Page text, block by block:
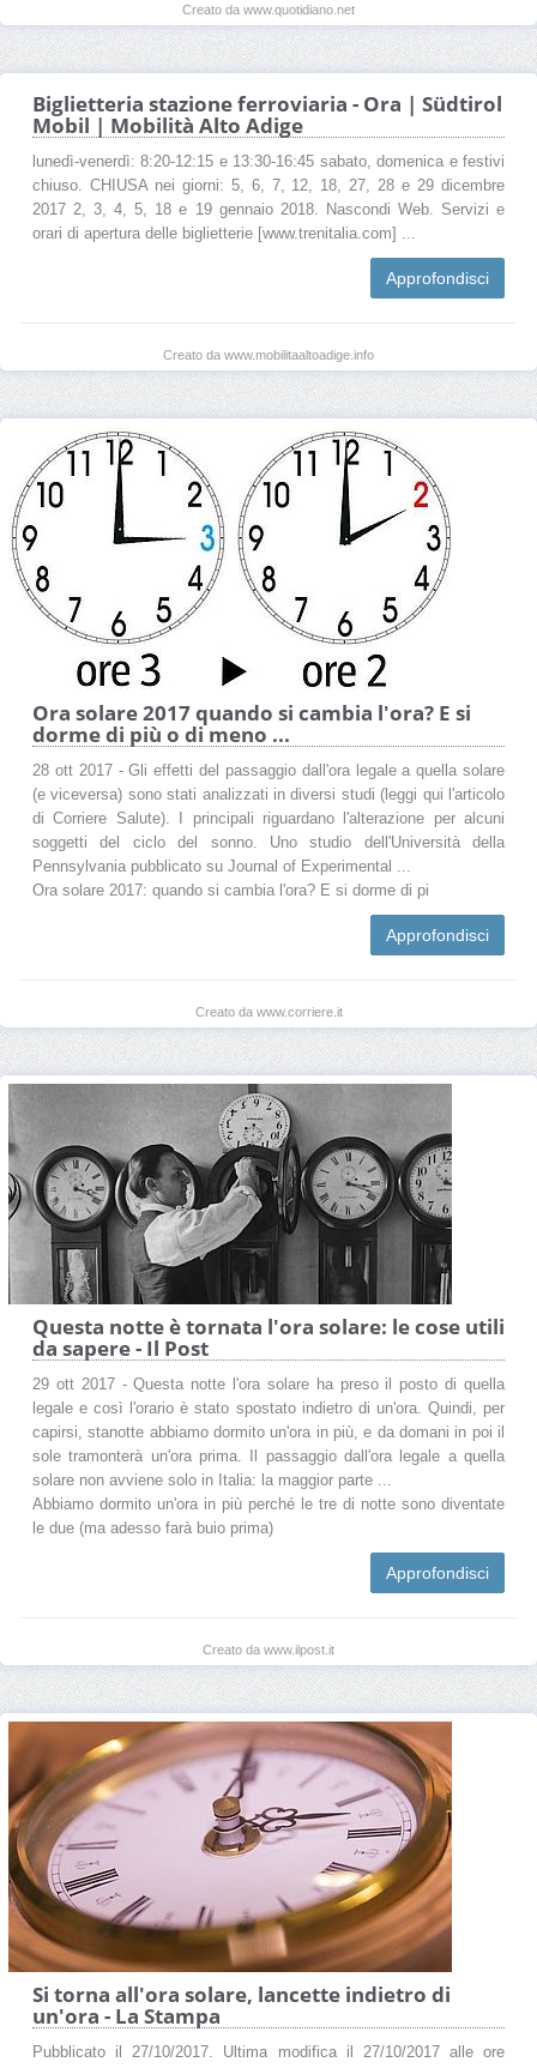
Creato da www.quotidiano.net
Biglietteria stazione ferroviaria - Ora | Südtirol
Mobil | Mobilità Alto Adige
lunedì-venerdì: 8:20-12:15 e 13:30-16:45 sabato, domenica e festivi
chiuso. CHIUSA nei giorni: 5, 6, 7, 12, 18, 27, 28 e 29 dicembre
2017 2, 3, 4, 5, 18 e 19 gennaio 2018. Nascondi Web. Servizi e
orari di apertura delle biglietterie [www.trenitalia.com] ...
Approfondisci
Creato da www.mobilitaaltoadige.info
Ora solare 2017 quando si cambia l'ora? E si
dorme di più o di meno ...
28 ott 2017 - Gli effetti del passaggio dall'ora legale a quella solare
(e viceversa) sono stati analizzati in diversi studi (leggi qui l'articolo
di Corriere Salute). I principali riguardano l'alterazione per alcuni
soggetti del ciclo del sonno. Uno studio dell'Università della
Pennsylvania pubblicato su Journal of Experimental ...
Ora solare 2017: quando si cambia l'ora? E si dorme di pi
Approfondisci
Creato da www.corriere.it
Questa notte è tornata l'ora solare: le cose utili
da sapere - Il Post
29 ott 2017 - Questa notte l'ora solare ha preso il posto di quella
legale e così l'orario è stato spostato indietro di un'ora. Quindi, per
capirsi, stanotte abbiamo dormito un'ora in più, e da domani in poi il
sole tramonterà un'ora prima. Il passaggio dall'ora legale a quella
solare non avviene solo in Italia: la maggior parte ...
Abbiamo dormito un'ora in più perché le tre di notte sono diventate
le due (ma adesso farà buio prima)
Approfondisci
Creato da www.ilpost.it
Si torna all'ora solare, lancette indietro di
un'ora - La Stampa
Pubblicato il 27/10/2017. Ultima modifica il 27/10/2017 alle ore